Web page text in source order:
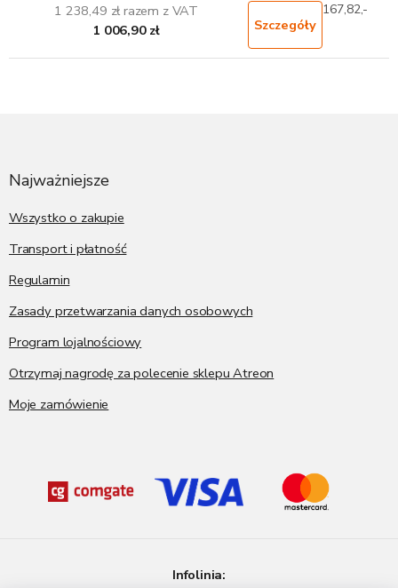
1 238,49 zł razem z VAT
1 006,90 zł
Szczegóły
167,82,-
Najważniejsze
Wszystko o zakupie
Transport i płatność
Regulamin
Zasady przetwarzania danych osobowych
Program lojalnościowy
Otrzymaj nagrodę za polecenie sklepu Atreon
Moje zamówienie
Infolinia: